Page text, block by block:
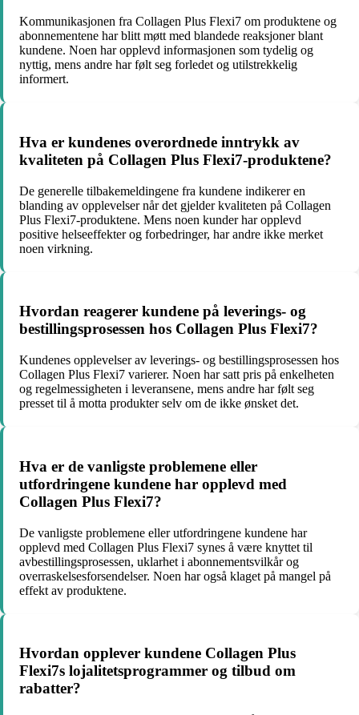
Kommunikasjonen fra Collagen Plus Flexi7 om produktene og
abonnementene har blitt møtt med blandede reaksjoner blant
kundene. Noen har opplevd informasjonen som tydelig og
nyttig, mens andre har følt seg forledet og utilstrekkelig
informert.
Hva er kundenes overordnede inntrykk av
kvaliteten på Collagen Plus Flexi7-produktene?
De generelle tilbakemeldingene fra kundene indikerer en
blanding av opplevelser når det gjelder kvaliteten på Collagen
Plus Flexi7-produktene. Mens noen kunder har opplevd
positive helseeffekter og forbedringer, har andre ikke merket
noen virkning.
Hvordan reagerer kundene på leverings- og
bestillingsprosessen hos Collagen Plus Flexi7?
Kundenes opplevelser av leverings- og bestillingsprosessen hos
Collagen Plus Flexi7 varierer. Noen har satt pris på enkelheten
og regelmessigheten i leveransene, mens andre har følt seg
presset til å motta produkter selv om de ikke ønsket det.
Hva er de vanligste problemene eller
utfordringene kundene har opplevd med
Collagen Plus Flexi7?
De vanligste problemene eller utfordringene kundene har
opplevd med Collagen Plus Flexi7 synes å være knyttet til
avbestillingsprosessen, uklarhet i abonnementsvilkår og
overraskelsesforsendelser. Noen har også klaget på mangel på
effekt av produktene.
Hvordan opplever kundene Collagen Plus
Flexi7s lojalitetsprogrammer og tilbud om
rabatter?